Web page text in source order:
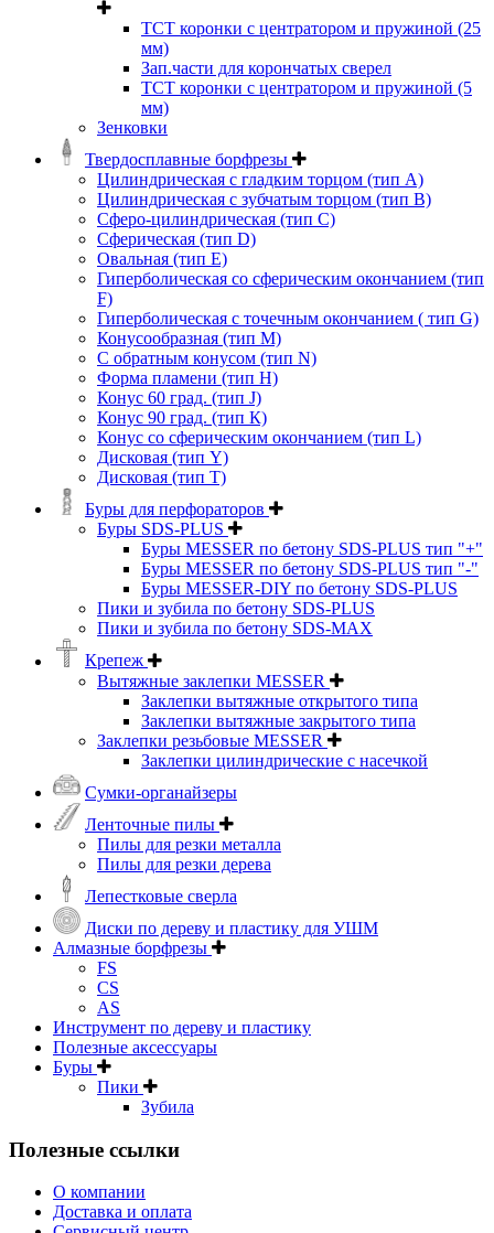
ТСТ коронки с центратором и пружиной (25
мм)
Зап.части для корончатых сверел
ТСТ коронки с центратором и пружиной (5
мм)
Зенковки
Твердосплавные борфрезы
Цилиндрическая с гладким торцом (тип А)
Цилиндрическая с зубчатым торцом (тип В)
Сферо-цилиндрическая (тип С)
Сферическая (тип D)
Овальная (тип Е)
Гиперболическая со сферическим окончанием (тип
F)
Гиперболическая с точечным окончанием ( тип G)
Конусообразная (тип М)
C обратным конусом (тип N)
Форма пламени (тип H)
Конус 60 град. (тип J)
Конус 90 град. (тип К)
Конус со сферическим окончанием (тип L)
Дисковая (тип Y)
Дисковая (тип Т)
Буры для перфораторов
Буры SDS-PLUS
Буры MESSER по бетону SDS-PLUS тип "+"
Буры MESSER по бетону SDS-PLUS тип "-"
Буры MESSER-DIY по бетону SDS-PLUS
Пики и зубила по бетону SDS-PLUS
Пики и зубила по бетону SDS-MAX
Крепеж
Вытяжные заклепки MESSER
Заклепки вытяжные открытого типа
Заклепки вытяжные закрытого типа
Заклепки резьбовые MESSER
Заклепки цилиндрические с насечкой
Сумки-органайзеры
Ленточные пилы
Пилы для резки металла
Пилы для резки дерева
Лепестковые сверла
Диски по дереву и пластику для УШМ
Алмазные борфрезы
FS
CS
AS
Инструмент по дереву и пластику
Полезные аксессуары
Буры
Пики
Зубила
Полезные ссылки
О компании
Доставка и оплата